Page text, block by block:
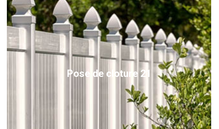
Pose de cloture 21